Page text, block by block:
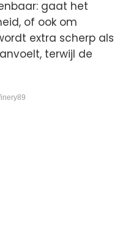
gaat het
of ook om
extra scherp als
terwijl de